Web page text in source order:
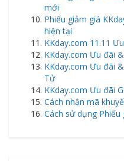
mới
Phiếu giảm giá
hiện tại
KKday.com 11.11
KKday.com Ưu đãi
KKday.com Ưu đãi
Tử
KKday.com Ưu đãi
Cách nhận mã
Cách sử dụng Phiếu